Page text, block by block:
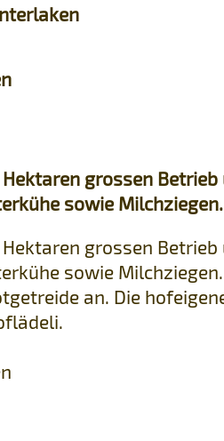
grossen
sowie Milchziegen.
grossen
sowie
an. Die